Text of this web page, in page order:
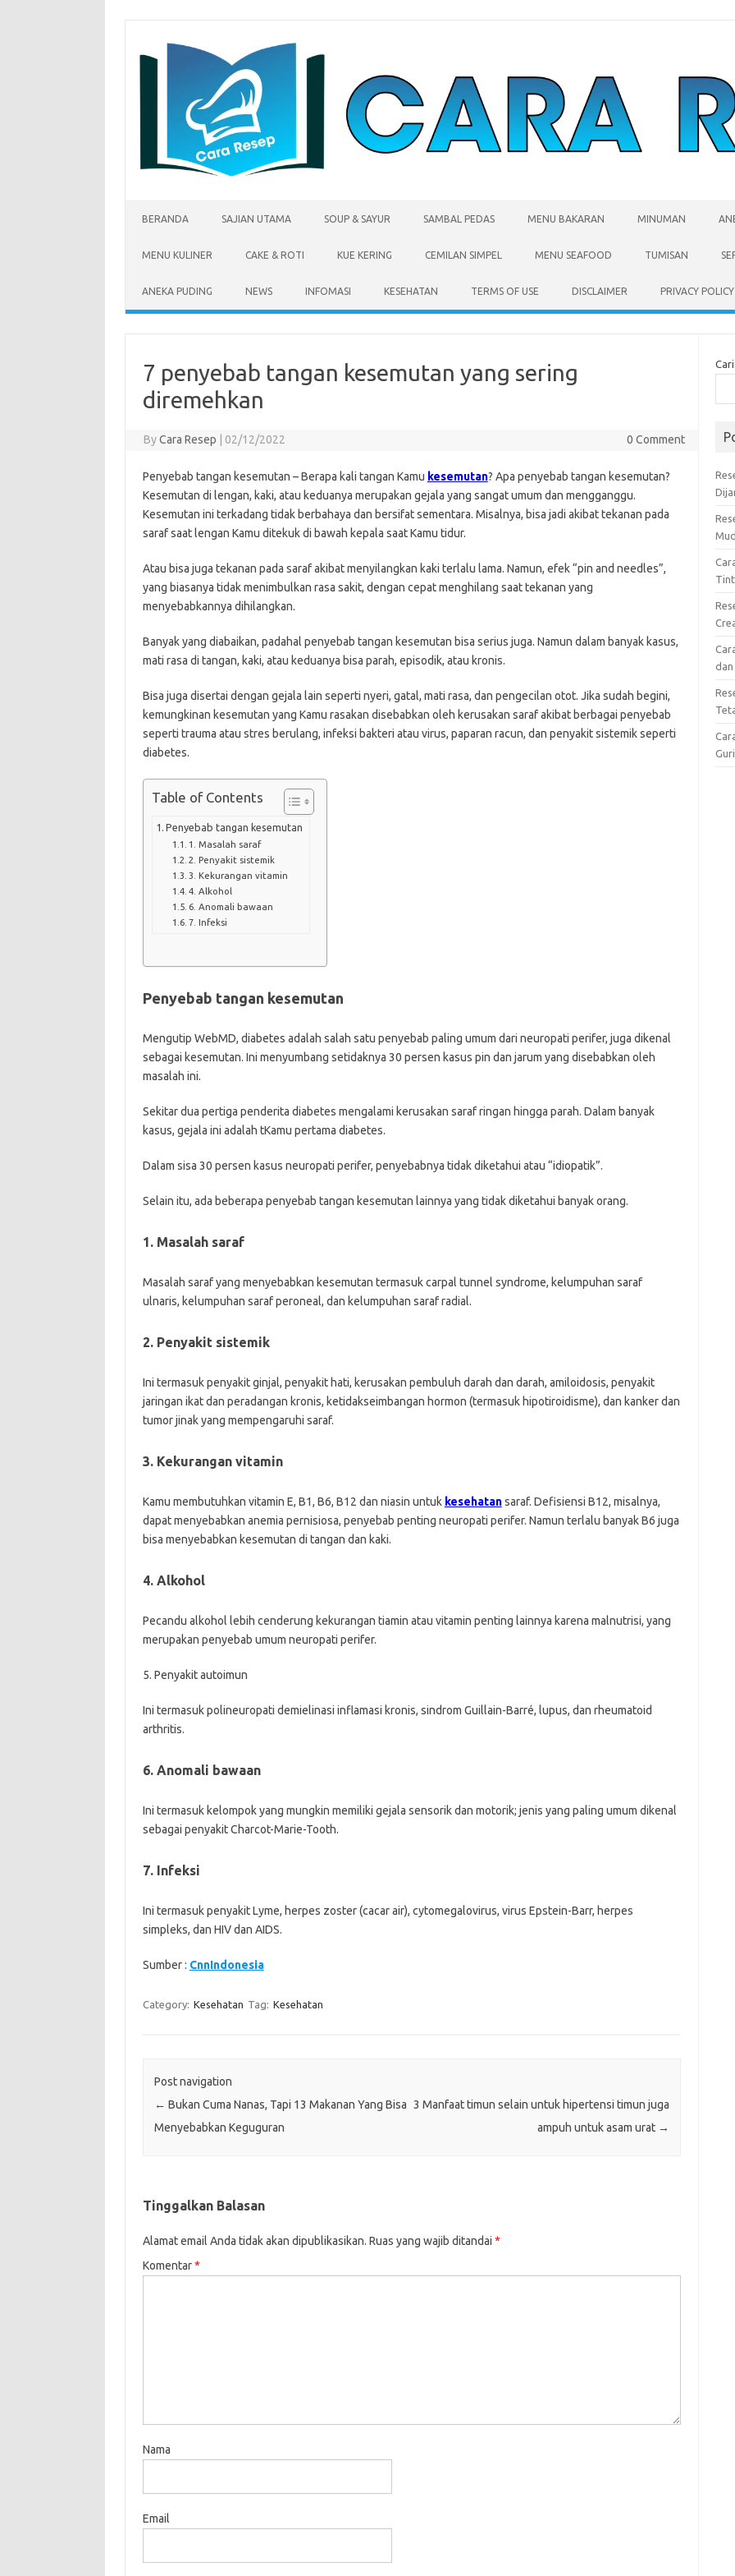
BERANDA SAJIAN UTAMA SOUP & SAYUR SAMBAL PEDAS MENU BAKARAN MINUMAN
MENU KULINER CAKE & ROTI KUE KERING CEMILAN SIMPEL MENU SEAFOOD TUMISAN
ANEKA PUDING NEWS INFOMASI KESEHATAN TERMS OF USE DISCLAIMER PRIVACY POLICY
7 penyebab tangan kesemutan yang sering
diremehkan
ByCara Resep | 02/12/2022 0 Comment
Penyebab tangan kesemutan – Berapa kali tangan Kamu kesemutan? Apa penyebab tangan kesemutan?
Kesemutan di lengan, kaki, atau keduanya merupakan gejala yang sangat umum dan mengganggu.
Kesemutan ini terkadang tidak berbahaya dan bersifat sementara. Misalnya, bisa jadi akibat tekanan pada
saraf saat lengan Kamu ditekuk di bawah kepala saat Kamu tidur.
Atau bisa juga tekanan pada saraf akibat menyilangkan kaki terlalu lama. Namun, efek “pin and needles”,
yang biasanya tidak menimbulkan rasa sakit, dengan cepat menghilang saat tekanan yang
menyebabkannya dihilangkan.
Banyak yang diabaikan, padahal penyebab tangan kesemutan bisa serius juga. Namun dalam banyak kasus,
mati rasa di tangan, kaki, atau keduanya bisa parah, episodik, atau kronis.
Bisa juga disertai dengan gejala lain seperti nyeri, gatal, mati rasa, dan pengecilan otot. Jika sudah begini,
kemungkinan kesemutan yang Kamu rasakan disebabkan oleh kerusakan saraf akibat berbagai penyebab
seperti trauma atau stres berulang, infeksi bakteri atau virus, paparan racun, dan penyakit sistemik seperti
diabetes.
Table of Contents
Penyebab tangan kesemutan
1. Masalah saraf
2. Penyakit sistemik
3. Kekurangan vitamin
4. Alkohol
6. Anomali bawaan
7. Infeksi
Penyebab tangan kesemutan
Mengutip WebMD, diabetes adalah salah satu penyebab paling umum dari neuropati perifer, juga dikenal
sebagai kesemutan. Ini menyumbang setidaknya 30 persen kasus pin dan jarum yang disebabkan oleh
masalah ini.
Sekitar dua pertiga penderita diabetes mengalami kerusakan saraf ringan hingga parah. Dalam banyak
kasus, gejala ini adalah tKamu pertama diabetes.
Dalam sisa 30 persen kasus neuropati perifer, penyebabnya tidak diketahui atau “idiopatik”.
Selain itu, ada beberapa penyebab tangan kesemutan lainnya yang tidak diketahui banyak orang.
1. Masalah saraf
Masalah saraf yang menyebabkan kesemutan termasuk carpal tunnel syndrome, kelumpuhan saraf
ulnaris, kelumpuhan saraf peroneal, dan kelumpuhan saraf radial.
2. Penyakit sistemik
Ini termasuk penyakit ginjal, penyakit hati, kerusakan pembuluh darah dan darah, amiloidosis, penyakit
jaringan ikat dan peradangan kronis, ketidakseimbangan hormon (termasuk hipotiroidisme), dan kanker dan
tumor jinak yang mempengaruhi saraf.
3. Kekurangan vitamin
Kamu membutuhkan vitamin E, B1, B6, B12 dan niasin untuk kesehatansaraf. Defisiensi B12, misalnya,
dapat menyebabkan anemia pernisiosa, penyebab penting neuropati perifer. Namun terlalu banyak B6 juga
bisa menyebabkan kesemutan di tangan dan kaki.
4. Alkohol
Pecandu alkohol lebih cenderung kekurangan tiamin atau vitamin penting lainnya karena malnutrisi, yang
merupakan penyebab umum neuropati perifer.
5. Penyakit autoimun
Ini termasuk polineuropati demielinasi inflamasi kronis, sindrom Guillain-Barré, lupus, dan rheumatoid
arthritis.
6. Anomali bawaan
Ini termasuk kelompok yang mungkin memiliki gejala sensorik dan motorik; jenis yang paling umum dikenal
sebagai penyakit Charcot-Marie-Tooth.
7. Infeksi
Ini termasuk penyakit Lyme, herpes zoster (cacar air), cytomegalovirus, virus Epstein-Barr, herpes
simpleks, dan HIV dan AIDS.
Sumber : CnnIndonesia
Category: Kesehatan Tag: Kesehatan
Post navigation
← Bukan Cuma Nanas, Tapi 13 Makanan Yang Bisa
Menyebabkan Keguguran
3 Manfaat timun selain untuk hipertensi timun juga
ampuh untuk asam urat →
Tinggalkan Balasan
Alamat email Anda tidak akan dipublikasikan. Ruas yang wajib ditandai *
Komentar*
Nama
Email
Cari